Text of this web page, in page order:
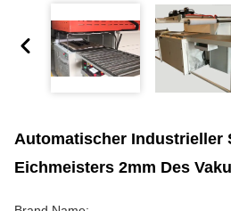
Automatischer Industrieller
Eichmeisters 2mm Des